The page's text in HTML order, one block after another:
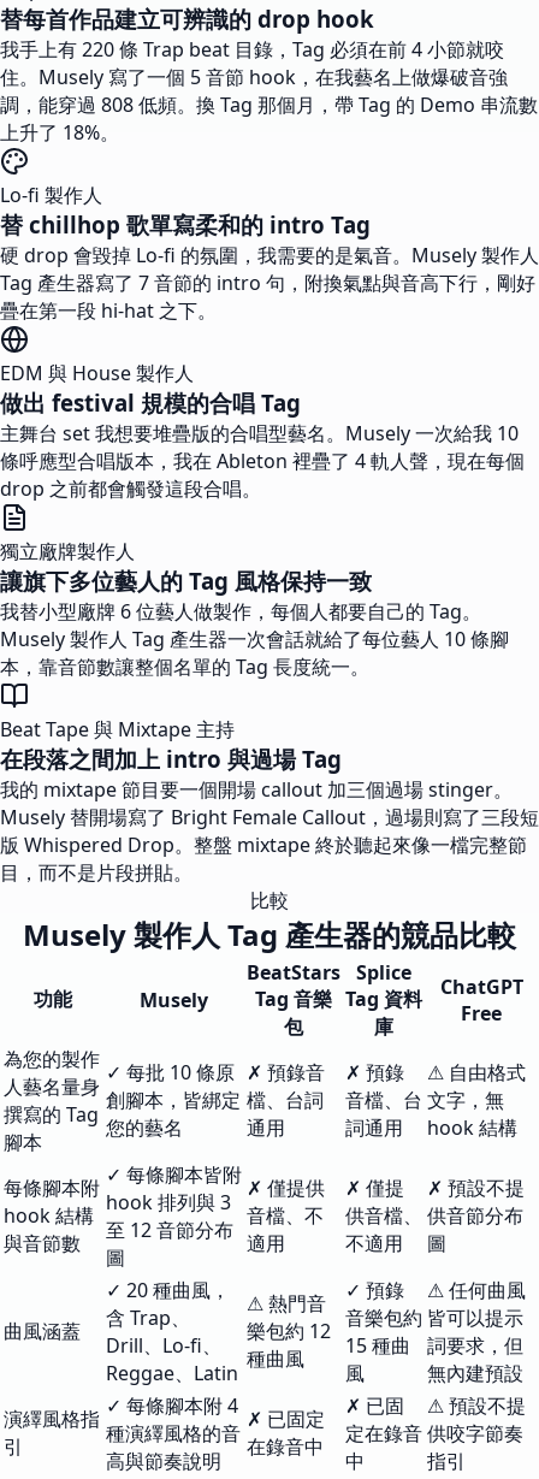
替每首作品建立可辨識的 drop hook
我手上有 220 條 Trap beat 目錄，Tag 必須在前 4 小節就咬
住。Musely 寫了一個 5 音節 hook，在我藝名上做爆破音強
調，能穿過 808 低頻。換 Tag 那個月，帶 Tag 的 Demo 串流數
上升了 18%。
Lo-fi 製作人
替 chillhop 歌單寫柔和的 intro Tag
硬 drop 會毀掉 Lo-fi 的氛圍，我需要的是氣音。Musely 製作人
Tag 產生器寫了 7 音節的 intro 句，附換氣點與音高下行，剛好
疊在第一段 hi-hat 之下。
EDM 與 House 製作人
做出 festival 規模的合唱 Tag
主舞台 set 我想要堆疊版的合唱型藝名。Musely 一次給我 10
條呼應型合唱版本，我在 Ableton 裡疊了 4 軌人聲，現在每個
drop 之前都會觸發這段合唱。
獨立廠牌製作人
讓旗下多位藝人的 Tag 風格保持一致
我替小型廠牌 6 位藝人做製作，每個人都要自己的 Tag。
Musely 製作人 Tag 產生器一次會話就給了每位藝人 10 條腳
本，靠音節數讓整個名單的 Tag 長度統一。
Beat Tape 與 Mixtape 主持
在段落之間加上 intro 與過場 Tag
我的 mixtape 節目要一個開場 callout 加三個過場 stinger。
Musely 替開場寫了 Bright Female Callout，過場則寫了三段短
版 Whispered Drop。整盤 mixtape 終於聽起來像一檔完整節
目，而不是片段拼貼。
比較
Musely 製作人 Tag 產生器的競品比較
功能 Musely
BeatStars
Tag 音樂
包
Splice
Tag 資料
庫
ChatGPT
Free
為您的製作
人藝名量身
撰寫的 Tag
腳本
✓ 每批 10 條原
創腳本，皆綁定
您的藝名
✗ 預錄音
檔、台詞
通用
✗ 預錄
音檔、台
詞通用
⚠ 自由格式
文字，無
hook 結構
每條腳本附
hook 結構
與音節數
✓ 每條腳本皆附
hook 排列與 3
至 12 音節分布
圖
✗ 僅提供
音檔、不
適用
✗ 僅提
供音檔、
不適用
✗ 預設不提
供音節分布
圖
曲風涵蓋
✓ 20 種曲風，
含 Trap、
Drill、Lo-fi、
Reggae、Latin
⚠ 熱門音
樂包約 12
種曲風
✓ 預錄
音樂包約
15 種曲
風
⚠ 任何曲風
皆可以提示
詞要求，但
無內建預設
演繹風格指
引
✓ 每條腳本附 4
種演繹風格的音
高與節奏說明
✗ 已固定
在錄音中
✗ 已固
定在錄音
中
⚠ 預設不提
供咬字節奏
指引